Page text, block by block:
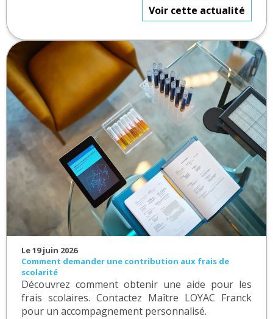
Voir cette actualité
Le 19 juin 2026
Comment demander une contribution aux frais de
scolarité
Découvrez comment obtenir une aide pour les
frais scolaires. Contactez Maître LOYAC Franck
pour un accompagnement personnalisé.